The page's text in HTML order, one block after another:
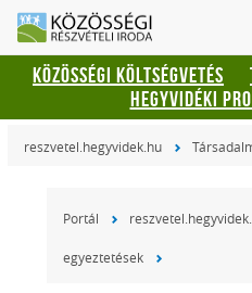
KÖZÖSSÉGI KÖLTSÉGVETÉS
HEGYVIDÉKI
reszvetel.hegyvidek.hu
Portál
egyeztetések